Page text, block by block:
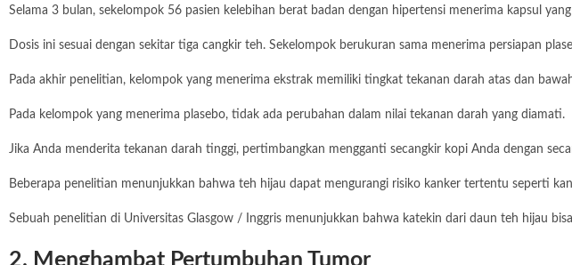
Selama 3 bulan, sekelompok 56 pasien kelebihan berat badan dengan hipertensi menerima kapsul
Dosis ini sesuai dengan sekitar tiga cangkir teh. Sekelompok berukuran sama menerima persiapan
Pada akhir penelitian, kelompok yang menerima ekstrak memiliki tingkat tekanan darah atas dan
Pada kelompok yang menerima plasebo, tidak ada perubahan dalam nilai tekanan darah yang diamati.
Jika Anda menderita tekanan darah tinggi, pertimbangkan mengganti secangkir kopi Anda dengan
Beberapa penelitian menunjukkan bahwa teh hijau dapat mengurangi risiko kanker tertentu seperti
Sebuah penelitian di Universitas Glasgow / Inggris menunjukkan bahwa katekin dari daun teh hijau
2. Menghambat Pertumbuhan Tumor